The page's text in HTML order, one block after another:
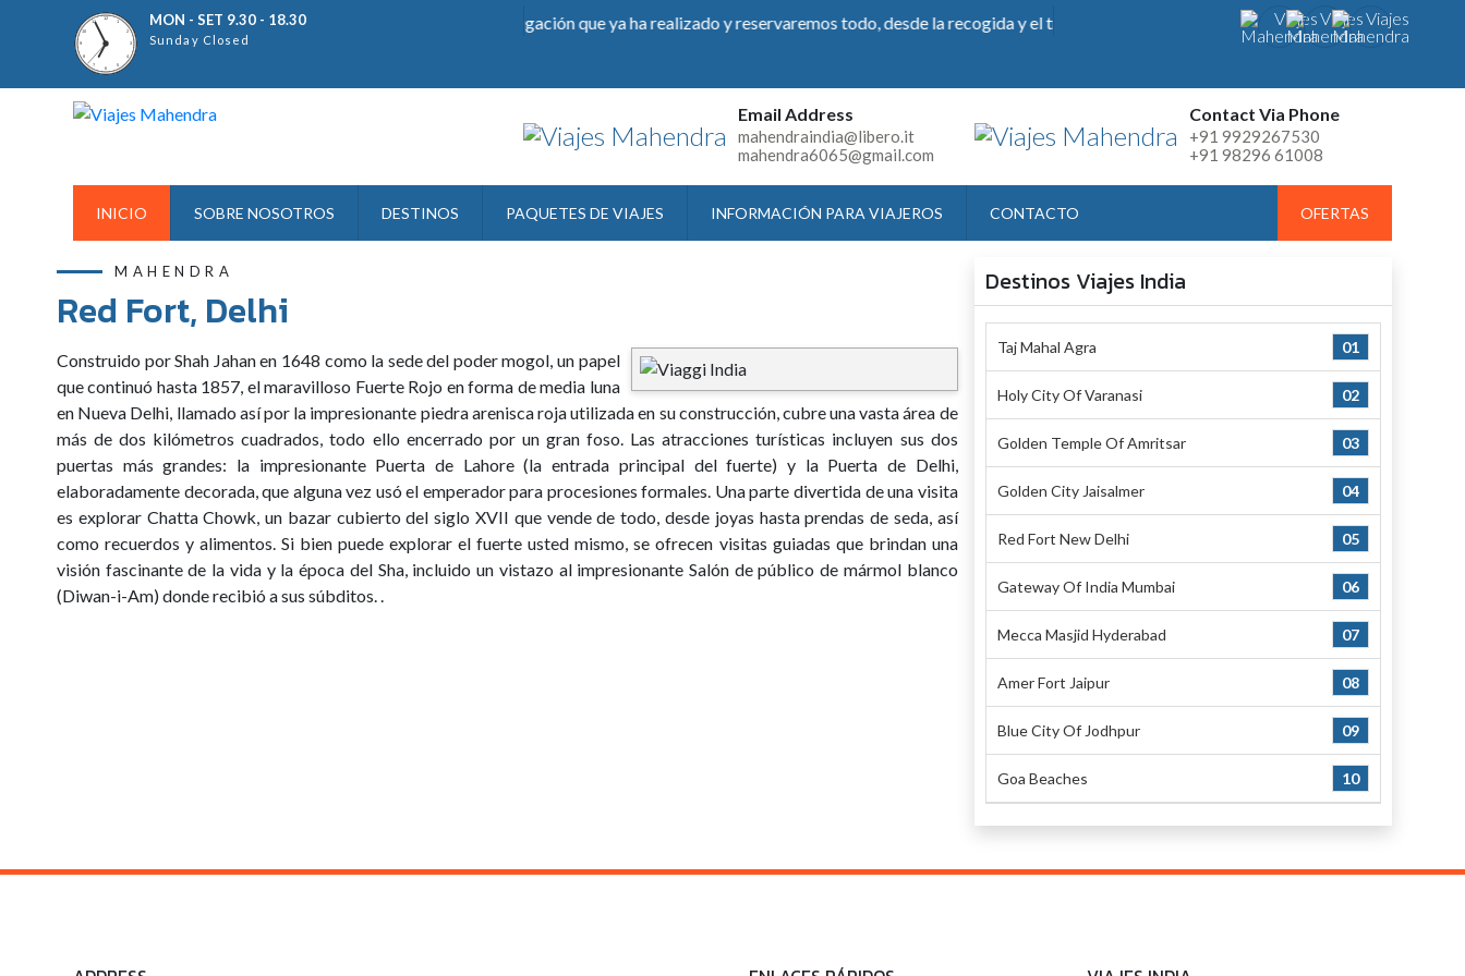
MON - SET 9.30 - 18.30
Sunday Closed
completo, lo ayudaremos con ideas o verificaremos la investigación que ya ha realizado y reservaremos todo, desde la recogida y el transporte hasta su punto de partida hasta la obtención de
Email Address
mahendraindia@libero.it
mahendra6065@gmail.com
Contact Via Phone
+91 9929267530
+91 98296 61008
INICIO SOBRE NOSOTROS DESTINOS PAQUETES DE VIAJES INFORMACIÓN PARA VIAJEROS CONTACTO OFERTAS
MAHENDRA
Red Fort, Delhi
Construido por Shah Jahan en 1648 como la sede del poder mogol, un papel
que continuó hasta 1857, el maravilloso Fuerte Rojo en forma de media luna
en Nueva Delhi, llamado así por la impresionante piedra arenisca roja utilizada en su construcción, cubre una vasta área de
más de dos kilómetros cuadrados, todo ello encerrado por un gran foso. Las atracciones turísticas incluyen sus dos
puertas más grandes: la impresionante Puerta de Lahore (la entrada principal del fuerte) y la Puerta de Delhi,
elaboradamente decorada, que alguna vez usó el emperador para procesiones formales. Una parte divertida de una visita
es explorar Chatta Chowk, un bazar cubierto del siglo XVII que vende de todo, desde joyas hasta prendas de seda, así
como recuerdos y alimentos. Si bien puede explorar el fuerte usted mismo, se ofrecen visitas guiadas que brindan una
visión fascinante de la vida y la época del Sha, incluido un vistazo al impresionante Salón de público de mármol blanco
(Diwan-i-Am) donde recibió a sus súbditos. .
Destinos Viajes India
Taj Mahal Agra 01
Holy City Of Varanasi 02
Golden Temple Of Amritsar 03
Golden City Jaisalmer 04
Red Fort New Delhi 05
Gateway Of India Mumbai 06
Mecca Masjid Hyderabad 07
Amer Fort Jaipur 08
Blue City Of Jodhpur 09
Goa Beaches 10